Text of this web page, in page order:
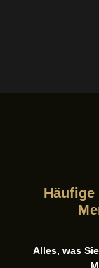
Alles, was